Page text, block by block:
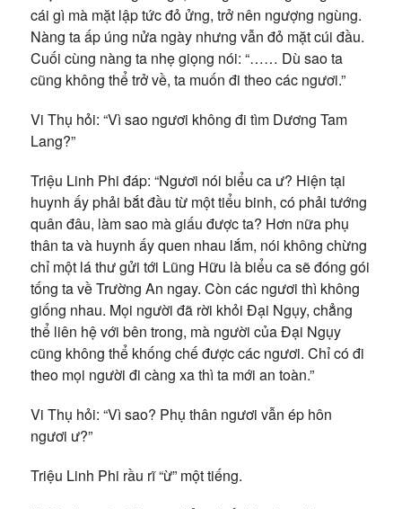
cái gì mà mặt lập tức đỏ ửng, trở nên ngượng ngùng.
Nàng ta ấp úng nửa ngày nhưng vẫn đỏ mặt cúi đầu.
Cuối cùng nàng ta nhẹ giọng nói: “…… Dù sao ta
cũng không thể trở về, ta muốn đi theo các ngươi.”
Vi Thụ hỏi: “Vì sao ngươi không đi tìm Dương Tam
Lang?”
Triệu Linh Phi đáp: “Ngươi nói biểu ca ư? Hiện tại
huynh ấy phải bắt đầu từ một tiểu binh, có phải tướng
quân đâu, làm sao mà giấu được ta? Hơn nữa phụ
thân ta và huynh ấy quen nhau lắm, nói không chừng
chỉ một lá thư gửi tới Lũng Hữu là biểu ca sẽ đóng gói
tống ta về Trường An ngay. Còn các ngươi thì không
giống nhau. Mọi người đã rời khỏi Đại Ngụy, chẳng
thể liên hệ với bên trong, mà người của Đại Ngụy
cũng không thể khống chế được các ngươi. Chỉ có đi
theo mọi người đi càng xa thì ta mới an toàn.”
Vi Thụ hỏi: “Vì sao? Phụ thân ngươi vẫn ép hôn
ngươi ư?”
Triệu Linh Phi rầu rĩ “ừ” một tiếng.